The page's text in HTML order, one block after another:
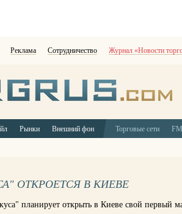
Реклама Сотрудничество Журнал «Новости
Рынки Внешний фон Торговые сети
ОТКРОЕТСЯ В КИЕВЕ
планирует открыть в Киеве свой первый